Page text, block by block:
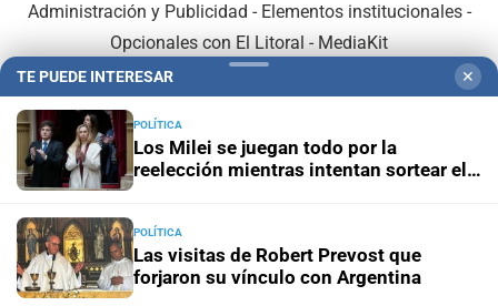
Administración y Publicidad - Elementos institucionales-
Opcionales con El Litoral - MediaKit
En Asociación con:
TE PUEDE INTERESAR ✕
POLÍTICA
Los Milei se juegan todo por la
reelección mientras intentan sortear el
POLÍTICA
Las visitas de Robert Prevost que
forjaron su vínculo con Argentina